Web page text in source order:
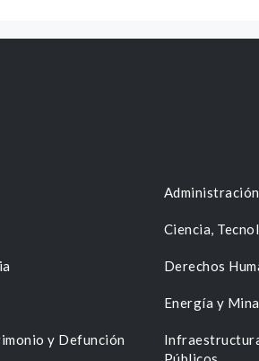
Ciencia,
Derechos
Energía y
y Defunción